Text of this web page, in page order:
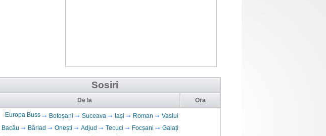
Sosiri
De la Ora
Europa Buss Botoșani Suceava Iași Roman
Vaslui
Bacău
Bârlad Onești Adjud Tecuci Focșani
Galați